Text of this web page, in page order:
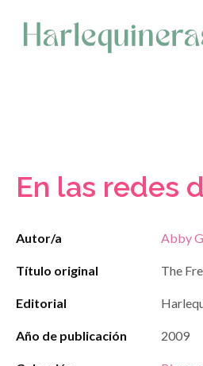
contenido
En las redes
Autor/a Abby
Título original The
Editorial
Año de publicación 2009